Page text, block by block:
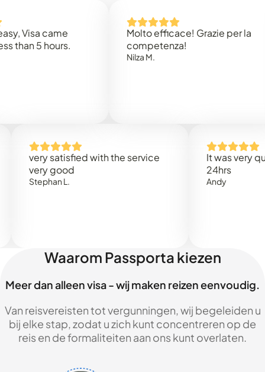
came
5 hours.
Molto efficace! Grazie per la
competenza!
very satisfied with the service
very good
Stephan L.
It was very quick,
Waarom Passporta kiezen
Meer dan alleen visa - wij maken reizen eenvoudig.
Van reisvereisten tot vergunningen, wij begeleiden u
bij elke stap, zodat u zich kunt concentreren op de
reis en de formaliteiten aan ons kunt overlaten.